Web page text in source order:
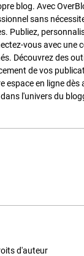
blog. Avec
sans
Publiez,
vous avec une
Découvrez des
de vos
espace en ligne dès
l'univers du
d'auteur